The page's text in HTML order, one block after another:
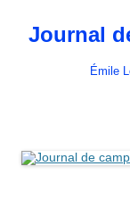
contenu
Journal
Émile